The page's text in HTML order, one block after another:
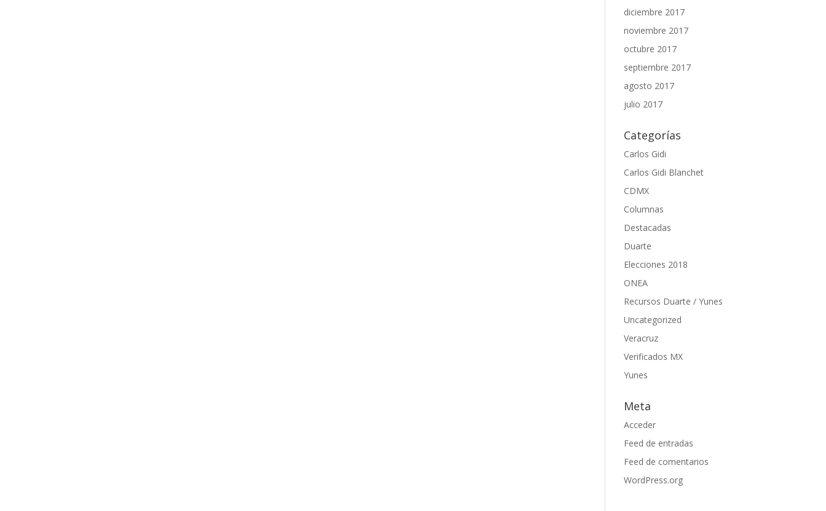
diciembre 2017
noviembre 2017
octubre 2017
septiembre 2017
agosto 2017
julio 2017
Categorías
Carlos Gidi
Carlos Gidi Blanchet
CDMX
Columnas
Destacadas
Duarte
Elecciones 2018
ONEA
Recursos Duarte / Yunes
Uncategorized
Veracruz
Verificados MX
Yunes
Meta
Acceder
Feed de entradas
Feed de comentarios
WordPress.org